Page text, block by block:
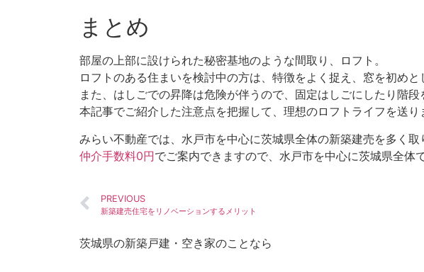
まとめ
部屋の上部に設けられた秘密基地のような間取り、ロフト。
ロフトのある住まいを検討中の方は、特徴をよく捉え、窓を初め
また、はしごでの昇降は危険が伴うので、固定はしごにしたり階
本記事でご紹介した注意点を把握して、理想のロフトライフを送り
みらい不動産では、水戸市を中心に茨城県全体の新築建売を多く取
仲介手数料0円でご案内できますので、水戸市を中心に茨城県全体
PREVIOUS
新築建売住宅をリノベーションするメリット
茨城県の新築戸建・空き家のことなら